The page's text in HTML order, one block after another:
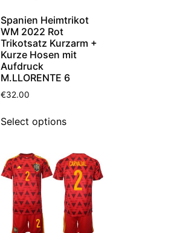
Spanien Heimtrikot
WM 2022 Rot
Trikotsatz Kurzarm +
Kurze Hosen mit
Aufdruck
M.LLORENTE 6
€32.00
Select options